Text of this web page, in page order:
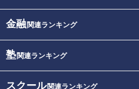
金融関連ランキング
塾関連ランキング
スクール関連ランキング